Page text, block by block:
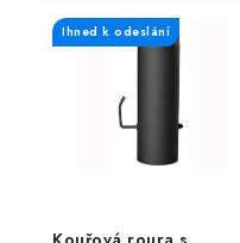
určená pro spojení mezi
spalinovým hrdlem
krbových kamen/sporáku...
Ihned k odeslání